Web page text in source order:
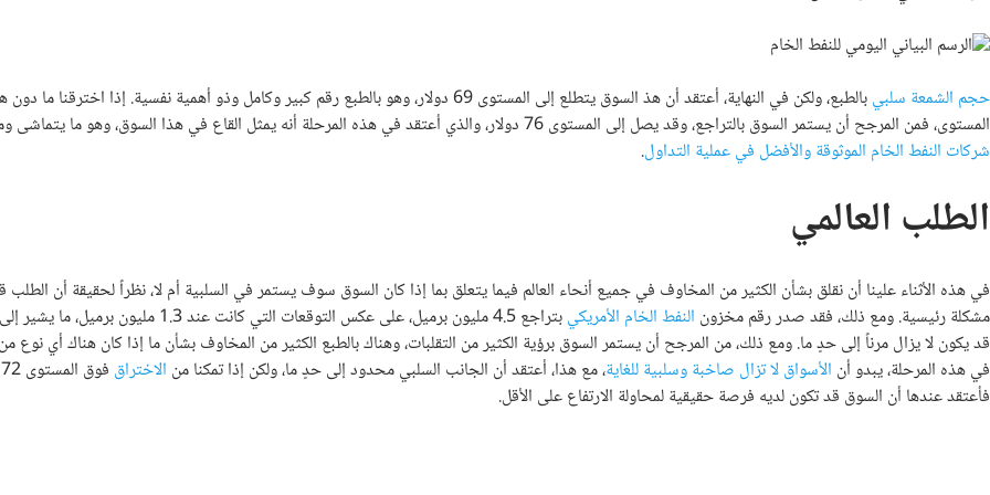
حجم الشمعة سلبي
بالطبع، ولكن في النهاية، أعتقد أن هذ السوق يتطلع إلى المستوى 69 دولار، وهو بالطبع رقم كبير وكامل وذو أهمية نفسية. إذا اخترقنا ما
المستوى، فمن المرجح أن يستمر السوق بالتراجع، وقد يصل إلى المستوى 76 دولار، والذي أعتقد في هذه المرحلة أنه يمثل القاع في هذا السوق، وهو ما يتماشى ومؤشرات
شركات النفط الخام الموثوقة والأفضل في عملية التداول.
الطلب العالمي
في هذه الأثناء علينا أن نقلق بشأن الكثير من المخاوف في جميع أنحاء العالم فيما يتعلق بما إذا كان السوق سوف يستمر في السلبية أم لا، نظراً لحقيقة أن الطلب
مشكلة رئيسية. ومع ذلك، فقد صدر رقم مخزون النفط الخام الأمريكي
بتراجع 4.5 مليون برميل، على عكس التوقعات التي كانت عند 1.3
قد يكون لا يزال مرناً إلى حدٍ ما. ومع ذلك، من المرجح أن يستمر السوق برؤية الكثير من التقلبات، وهناك بالطبع الكثير من المخاوف بشأن ما إذا كان هناك أي نوع من
في هذه المرحلة، يبدو أن الأسواق لا تزال صاخبة وسلبية للغاية، مع هذا، أعتقد أن الجانب السلبي محدود إلى حدٍ ما، ولكن إذا تمكنا من الاختراق
فأعتقد عندها أن السوق قد تكون لديه فرصة حقيقية لمحاولة الارتفاع على الأقل.